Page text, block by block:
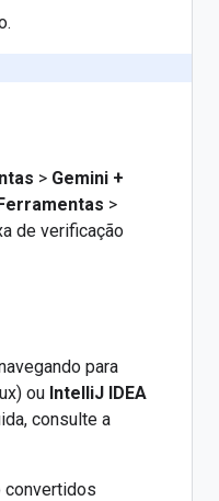
> Gemini +
>
de verificação
para
ou IntelliJ IDEA
consulte a
convertidos